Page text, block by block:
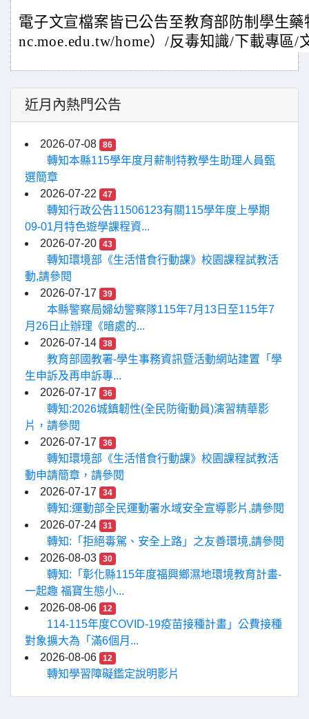
電子文宣檔案皆已公告至教育部防制學生
nc.moe.edu.tw/home）/反毒知識/下載專區/
近月內熱門公告
2026-07-08 86
轉知本縣115學年度月薪制特教學生助理人員甄
選簡章
2026-07-22
47
轉知行政公告11506123有關115學年度上學期
09-01月特色遊學課程資...
2026-07-20
43
轉知環境部《生活惜食行動課》校園課程試教活
動,請參閱
2026-07-17
39
本縣警察局婦幼警察隊115年7月13日至115年7
月26日止辦理《暗處的...
2026-07-14
38
教育部國教署-學生事務資訊暨活動網站建置「學
生申訴及再申訴專...
2026-07-17
36
轉知:2026城鎮韌性(全民防衛動員)演習精華影
片，請參閱
2026-07-17
36
轉知環境部《生活惜食行動課》校園課程試教活
動申請簡章，請參閱
2026-07-17
34
轉知:運動部全民運動署水域安全宣導影片,請參閱
2026-07-24
31
轉知:「拒絕毒駕、安全上路」之友善環境,請參閱
2026-08-03
30
轉知:「彰化縣115年度福興鄉濕地環境教育計畫-
一起趣 福寶生態小...
2026-08-06
12
114-115年度COVID-19疫苗接種計畫」公費接種
對象擴大為「滿6個月...
2026-08-06
12
轉知學習障礙鑑定說明影片